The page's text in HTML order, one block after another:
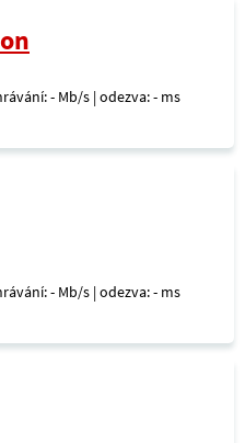
- Mb/s | odezva: - ms
- Mb/s | odezva: - ms